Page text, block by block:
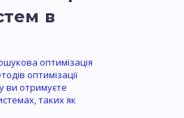
в
оптимізація
оптимізації
ви отримуєте
таких як